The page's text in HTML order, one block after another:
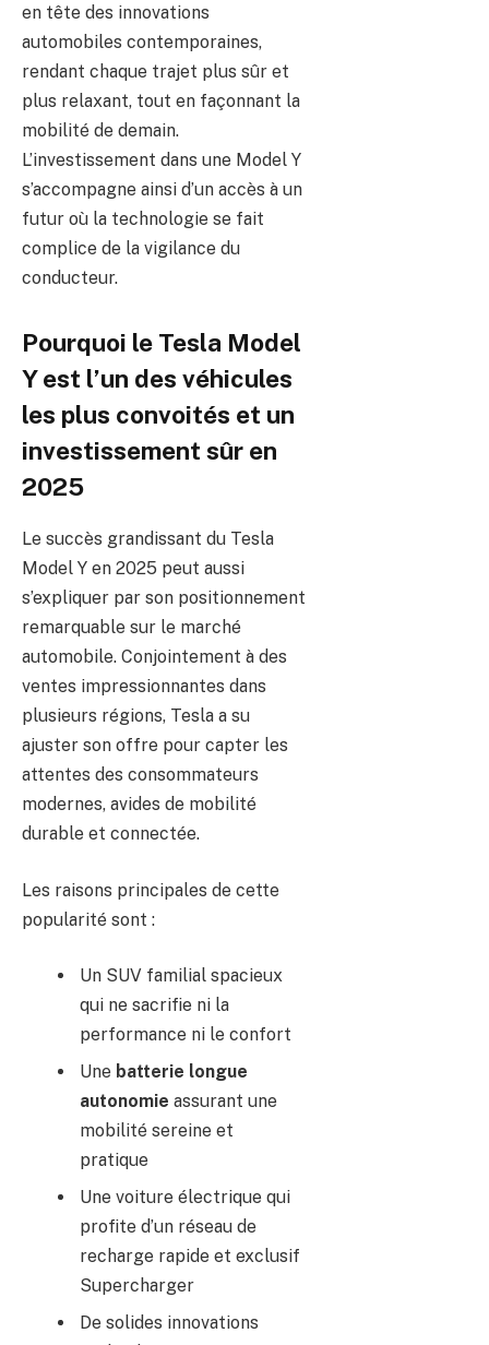
en tête des innovations
automobiles contemporaines,
rendant chaque trajet plus sûr et
plus relaxant, tout en façonnant la
mobilité de demain.
L’investissement dans une Model Y
s’accompagne ainsi d’un accès à un
futur où la technologie se fait
complice de la vigilance du
conducteur.
Pourquoi le Tesla Model
Y est l’un des véhicules
les plus convoités et un
investissement sûr en
2025
Le succès grandissant du Tesla
Model Y en 2025 peut aussi
s’expliquer par son positionnement
remarquable sur le marché
automobile. Conjointement à des
ventes impressionnantes dans
plusieurs régions, Tesla a su
ajuster son offre pour capter les
attentes des consommateurs
modernes, avides de mobilité
durable et connectée.
Les raisons principales de cette
popularité sont :
Un SUV familial spacieux
qui ne sacrifie ni la
performance ni le confort
Une batterie longue
autonomie assurant une
mobilité sereine et
pratique
Une voiture électrique qui
profite d’un réseau de
recharge rapide et exclusif
Supercharger
De solides innovations